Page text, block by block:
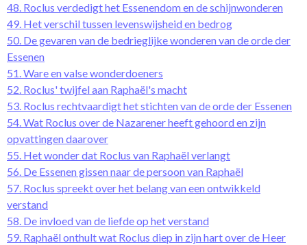
48. Roclus verdedigt het Essenendom en de schijnwonderen
49. Het verschil tussen levenswijsheid en bedrog
50. De gevaren van de bedrieglijke wonderen van de orde der
Essenen
51. Ware en valse wonderdoeners
52. Roclus' twijfel aan Raphaël's macht
53. Roclus rechtvaardigt het stichten van de orde der Essenen
54. Wat Roclus over de Nazarener heeft gehoord en zijn
opvattingen daarover
55. Het wonder dat Roclus van Raphaël verlangt
56. De Essenen gissen naar de persoon van Raphaël
57. Roclus spreekt over het belang van een ontwikkeld
verstand
58. De invloed van de liefde op het verstand
59. Raphaël onthult wat Roclus diep in zijn hart over de Heer